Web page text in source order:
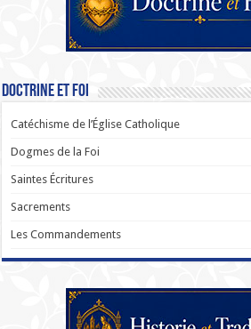
Doctrine et Foi
Catéchisme de l’Église Catholique
Dogmes de la Foi
Saintes Écritures
Sacrements
Les Commandements